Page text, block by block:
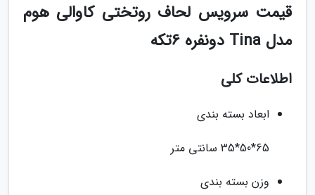
قیمت سرویس لحاف روتختی کاوالی هوم
مدل Tina دونفره 6تکه
اطلاعات کلی
ابعاد بسته بندی
65*50*35 سانتی متر
وزن بسته بندی